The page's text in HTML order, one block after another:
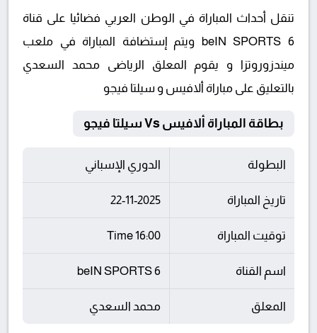
تنقل أحداث المباراة في الوطن العربي فضائيا على قناة
beIN SPORTS 6 ويتم إستضافة المباراة في ملعب
ميندزوروتزا و يقوم المعلق الرياضى محمد السعدي
بالتعليق على مباراة ألافيس و سيلتا فيجو
بطاقة المباراة ألافيس Vs سيلتا فيجو
البطولة الدوري الإسباني
تاريخ المباراة 22-11-2025
توقيت المباراة 16:00 Time
اسم القناة beIN SPORTS 6
المعلق محمد السعدي